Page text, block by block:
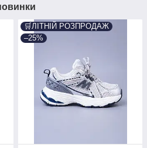
🛒ЛІТНІЙ РОЗПРОДАЖ
–25%